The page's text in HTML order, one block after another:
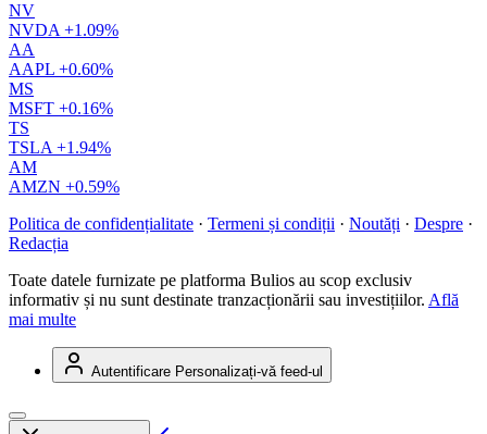
NV
NVDA +1.09%
AA
AAPL +0.60%
MS
MSFT +0.16%
TS
TSLA +1.94%
AM
AMZN +0.59%
Politica de confidențialitate · Termeni și condiții · Noutăți · Despre ·
Redacția
Toate datele furnizate pe platforma Bulios au scop exclusiv
informativ și nu sunt destinate tranzacționării sau investițiilor. Află
mai multe
Autentificare Personalizați-vă feed-ul